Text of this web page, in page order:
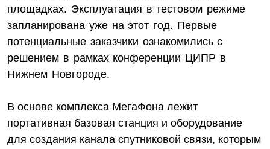
площадках. Эксплуатация в тестовом режиме
запланирована уже на этот год. Первые
потенциальные заказчики ознакомились с
решением в рамках конференции ЦИПР в
Нижнем Новгороде.
В основе комплекса МегаФона лежит
портативная базовая станция и оборудование
для создания канала спутниковой связи, которым